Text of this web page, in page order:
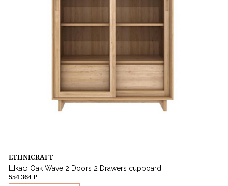
ETHNICRAFT
Шкаф Oak Wave 2 Doors 2 Drawers cupboard
554 364 ₽